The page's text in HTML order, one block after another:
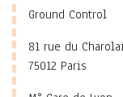
Ground Control
81 rue du
75012 Paris